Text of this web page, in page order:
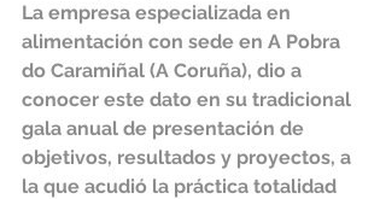
La empresa especializada en
alimentación con sede en A Pobra
do Caramiñal (A Coruña), dio a
conocer este dato en su tradicional
gala anual de presentación de
objetivos, resultados y proyectos, a
la que acudió la práctica totalidad